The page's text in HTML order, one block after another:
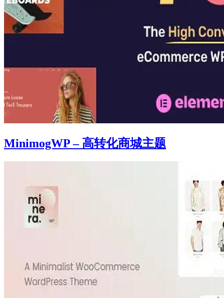
MinimogWP – 高转化商城主题